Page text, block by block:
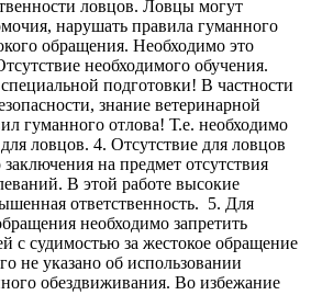
ловцов. Ловцы могут
нарушать правила гуманного
обращения. Необходимо это
необходимого обучения.
подготовки! В частности
знание ветеринарной
гуманного отлова! Т.е. необходимо
ловцов. 4. Отсутствие для ловцов
на предмет отсутствия
В этой работе высокие
ответственность. 5. Для
необходимо запретить
с судимостью за жестокое обращение
не указано об использовании
обездвиживания. Во избежание